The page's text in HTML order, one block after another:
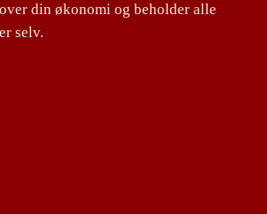
din økonomi og beholder alle
selv.